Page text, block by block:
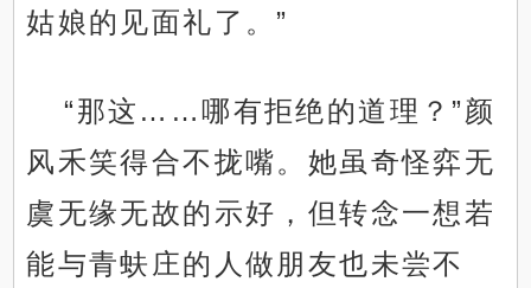
姑娘的见面礼了。”
“那这……哪有拒绝的道理？”颜
风禾笑得合不拢嘴。她虽奇怪弈无
虞无缘无故的示好，但转念一想若
能与青蚨庄的人做朋友也未尝不